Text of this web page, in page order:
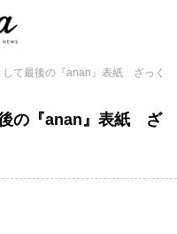
して最後の『anan』表紙 ざっく
の『anan』表紙 ざ